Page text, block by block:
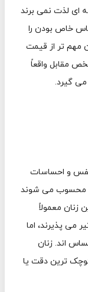
ای لذت نمی برند
خاص بودن را
مهم تر از قیمت
مقابل واقعاً
گیرد.
نفس و احساسات
محسوب می شوند
زنان معمولاً
می پذیرند، اما
اند. زنان
ترین دقت یا